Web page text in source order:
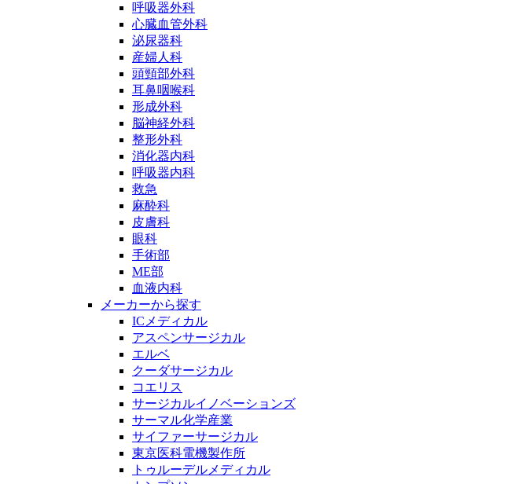
呼吸器外科
心臓血管外科
泌尿器科
産婦人科
頭頸部外科
耳鼻咽喉科
形成外科
脳神経外科
整形外科
消化器内科
呼吸器内科
救急
麻酔科
皮膚科
眼科
手術部
ME部
血液内科
メーカーから探す
ICメディカル
アスペンサージカル
エルベ
クーダサージカル
コエリス
サージカルイノベーションズ
サーマル化学産業
サイファーサージカル
東京医科電機製作所
トゥルーデルメディカル